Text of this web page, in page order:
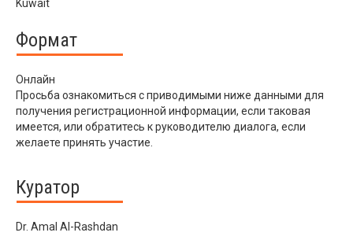
Kuwait
Формат
Онлайн
Просьба ознакомиться с приводимыми ниже данными для
получения регистрационной информации, если таковая
имеется, или обратитесь к руководителю диалога, если
желаете принять участие.
Куратор
Dr. Amal Al-Rashdan